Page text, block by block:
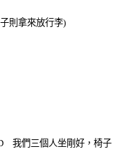
則拿來放行李)
我們三個人坐剛好，椅子